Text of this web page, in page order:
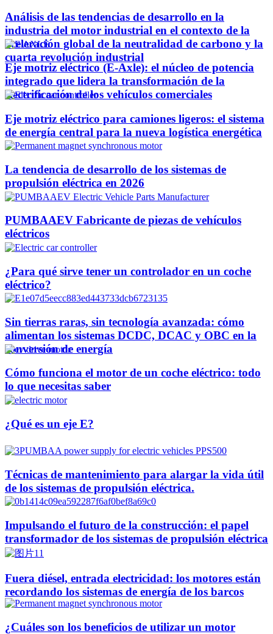
Análisis de las tendencias de desarrollo en la
industria del motor industrial en el contexto de la
aceleración global de la neutralidad de carbono y la
cuarta revolución industrial
Eje motriz eléctrico (E-Axle): el núcleo de potencia
integrado que lidera la transformación de la
electrificación de los vehículos comerciales
Eje motriz eléctrico para camiones ligeros: el sistema
de energía central para la nueva logística energética
La tendencia de desarrollo de los sistemas de
propulsión eléctrica en 2026
PUMBAAEV Fabricante de piezas de vehículos
eléctricos
¿Para qué sirve tener un controlador en un coche
eléctrico?
Sin tierras raras, sin tecnología avanzada: cómo
alimentan los sistemas DCDC, DCAC y OBC en la
conversión de energía
Cómo funciona el motor de un coche eléctrico: todo
lo que necesitas saber
¿Qué es un eje E?
Técnicas de mantenimiento para alargar la vida útil
de los sistemas de propulsión eléctrica.
Impulsando el futuro de la construcción: el papel
transformador de los sistemas de propulsión eléctrica
Fuera diésel, entrada electricidad: los motores están
recordando los sistemas de energía de los barcos
¿Cuáles son los beneficios de utilizar un motor